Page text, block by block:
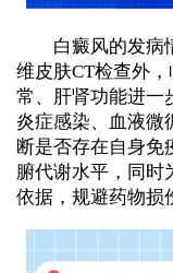
白癜风的发病情
维皮肤CT检查外
常、肝肾功能进一
炎症感染、血液微
断是否存在自身免
腑代谢水平，同时
依据，规避药物损